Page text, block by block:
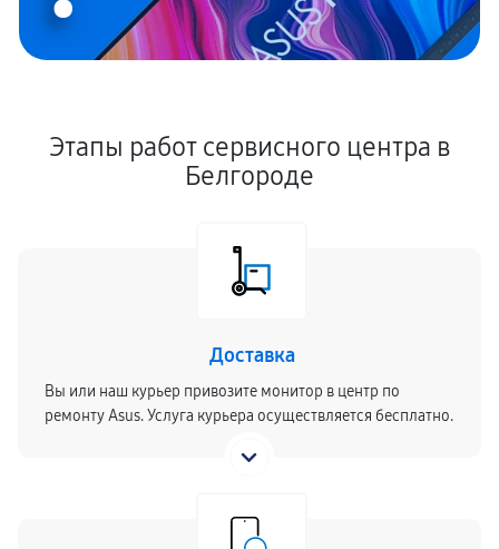
Этапы работ сервисного центра в
Белгороде
Доставка
Вы или наш курьер привозите монитор в центр по
ремонту Asus. Услуга курьера осуществляется бесплатно.